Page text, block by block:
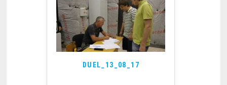
DUEL_13_08_17